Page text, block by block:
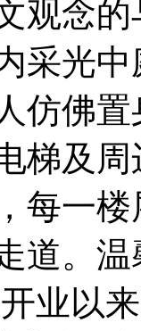
观念
采光
仿佛
梯及
每一
道。
业以